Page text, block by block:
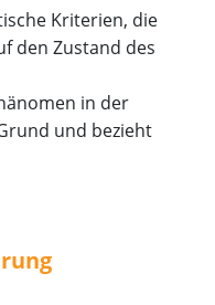
Kriterien, die
den Zustand des
in der
und bezieht